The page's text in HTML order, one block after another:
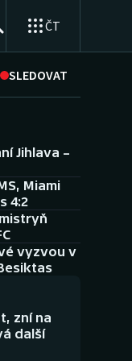
ČT
SLEDOVAT
Jihlava –
Miami
4:2
vyzvou v
zní na
další